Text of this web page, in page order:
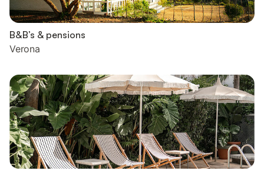
B&B’s & pensions
Verona